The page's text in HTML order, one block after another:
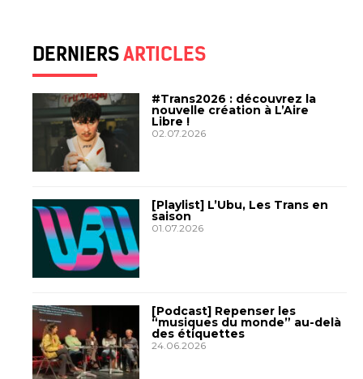
DERNIERSARTICLES
#Trans2026 : découvrez la
nouvelle création à L’Aire
Libre !
02.07.2026
[Playlist] L’Ubu, Les Trans en
saison
01.07.2026
[Podcast] Repenser les
“musiques du monde” au-delà
des étiquettes
24.06.2026